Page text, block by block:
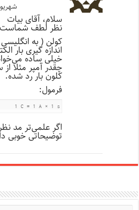
شهریور 27, 1399 در
سلام، آقای بیات
نظر لطف
اندازه گیری بار
خیلی ساده
چقدر آمپر مثلا
کلون بار رد شده.
فرمول:
1 C = 1 A × 1 s
اگر علمی‌تر مد
توضیحاتی خوبی